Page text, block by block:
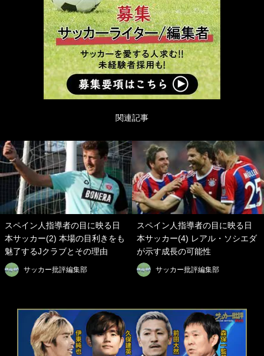
関連記事
スペイン人指導者の目に映る日
本サッカー(2) 本場の目利きをも
魅了するJクラブとその理由
サッカー批評編集部
スペイン人指導者の目に映る日
本サッカー(4) レアル・ソシエダ
が示す成長の可能性
サッカー批評編集部